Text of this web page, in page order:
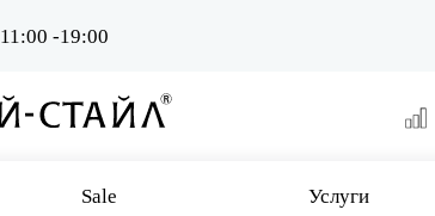
11:00 -19:00
Sale Услуги